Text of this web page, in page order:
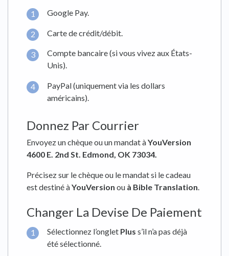
Google Pay.
Carte de crédit/débit.
Compte bancaire (si vous vivez aux États-
Unis).
PayPal (uniquement via les dollars
américains).
Donnez Par Courrier
Envoyez un chèque ou un mandat àYouVersion
4600 E. 2nd St. Edmond, OK 73034.
Précisez sur le chèque ou le mandat si le cadeau
est destiné àYouVersion ou à Bible Translation
Changer La Devise De Paiement
Sélectionnez l’onglet Plus s’il n’a pas déjà
été sélectionné.